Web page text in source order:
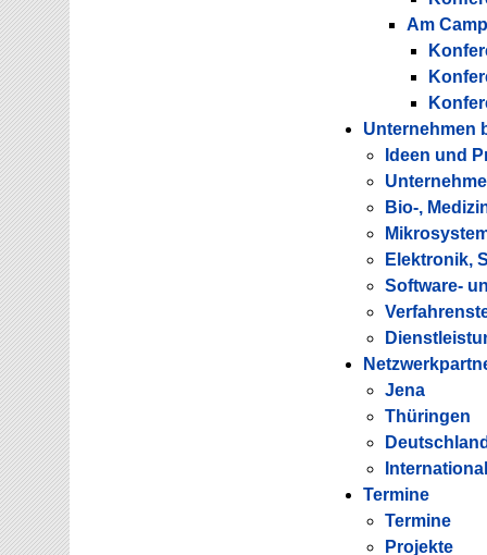
Am
Unternehmen
Ideen und
Bio-,
Elektronik,
Software-
Jena
Thüringen
International
Termine
Termine
Projekte